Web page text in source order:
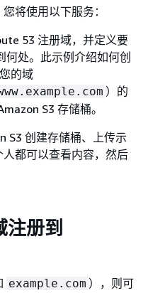
将使用以下服务：
53 注册域，并定义要
处。此示例介绍如何创
的域
）的
S3 存储桶。
S3 创建存储桶、上传示
都可以查看内容，然后
册到
example.com ），则可